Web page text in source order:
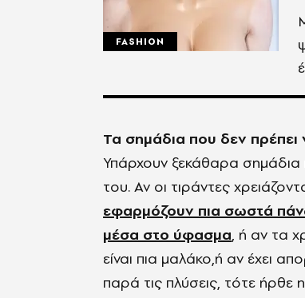
FASHION
Τα σημάδια που δεν
Υπάρχουν ξεκάθαρα σημάδια
του. Αν οι τιράντες
εφαρμόζουν πια σωστά
μέσα στο ύφασμα, ή αν τα
είναι πια μαλάκο,ή αν έχει
παρά τις πλύσεις, τότε ήρθε